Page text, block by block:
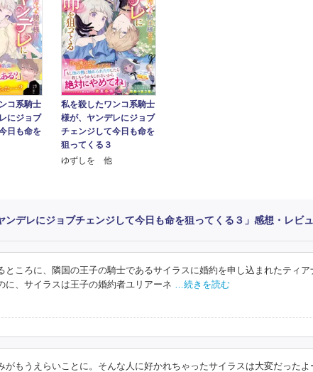
コ系騎士
にジョブ
日も命を
私を殺したワンコ系騎士
様が、ヤンデレにジョブ
チェンジして今日も命を
狙ってくる３
ゆずしを 他
ンデレにジョブチェンジして今日も命を狙ってくる３」感想・レビ
ところに、隣国の王子の騎士であるサイラスに婚約を申し込まれたティ
に、サイラスは王子の婚約者ユリアーネ …続きを読む
もうえらいことに。そんな人に好かれちゃったサイラスは大変だったよ